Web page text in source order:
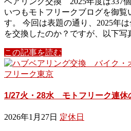
いつもモトフリークブログを御覧
す。 今回は表題の通り、2025年
を交換したのか？ですが、以下
この記事を読む
1/27火・28水 モトフリーク連休
2026年1月27日 定休日